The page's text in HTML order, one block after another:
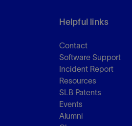
Helpful links
Contact
Software Support
Incident Report
Resources
SLB Patents
Events
Alumni